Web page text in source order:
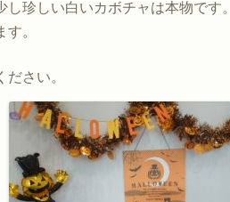
珍しい白いカボチャは本物です。
。
さい。